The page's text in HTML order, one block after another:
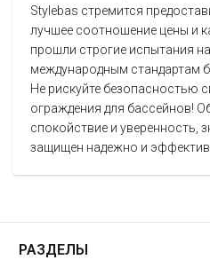
Stylebas стремится
лучшее соотношение цены и
прошли строгие испытания
международным стандартам
Не рискуйте безопасностью
ограждения для бассейнов!
спокойствие и уверенность,
защищен надежно и
РАЗДЕЛЫ